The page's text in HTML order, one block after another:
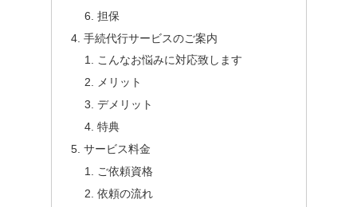
担保
手続代行サービスのご案内
こんなお悩みに対応致します
メリット
デメリット
特典
サービス料金
ご依頼資格
依頼の流れ